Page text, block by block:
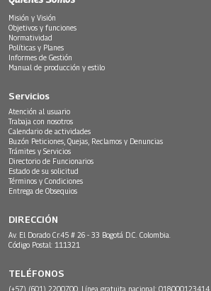
Misión y Visión
Objetivos y funciones
Normatividad
Políticas y Planes
Informes de Gestión
Manual de producción y estilo
Servicios
Atención al usuario
Trabaja con nosotros
Calendario de actividades
Buzón Peticiones, Quejas, Reclamos y Denuncias
Trámites y Servicios
Directorio de Funcionarios
Estado de su solicitud
Términos y Condiciones
Entrega de Obsequios
DIRECCIÓN
Av. El Dorado Cr.45 # 26 - 33 Bogotá D.C. Colombia.
Código Postal: 111321
TELÉFONOS
(+57) (601) 2200700. Línea gratuita nacional: 018000123414